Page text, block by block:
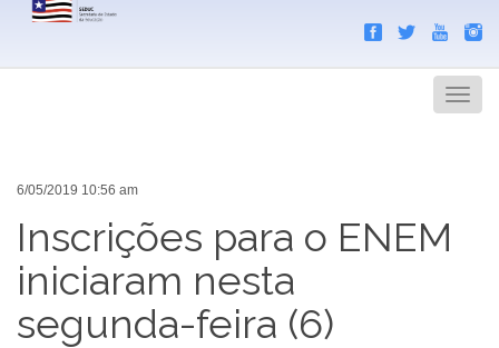
Menu
6/05/2019 10:56 am
Inscrições para o ENEM
iniciaram nesta
segunda-feira (6)